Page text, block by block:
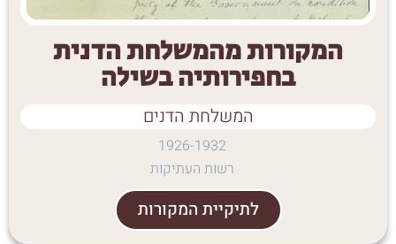
המקורות מהמשלחת הדנית
בחפירותיה בשילה
המשלחת הדנים
1926-1932
רשות העתיקות
לתיקיית המקורות